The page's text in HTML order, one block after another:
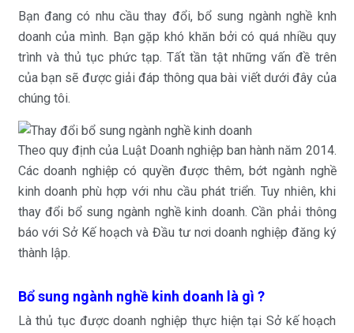
Bạn đang có nhu cầu thay đổi, bổ sung ngành nghề knh
doanh của mình. Bạn gặp khó khăn bởi có quá nhiều quy
trình và thủ tục phức tạp. Tất tần tật những vấn đề trên
của bạn sẽ được giải đáp thông qua bài viết dưới đây của
chúng tôi.
Theo quy định của Luật Doanh nghiệp ban hành năm 2014.
Các doanh nghiệp có quyền được thêm, bớt ngành nghề
kinh doanh phù hợp với nhu cầu phát triển. Tuy nhiên, khi
thay đổi bổ sung ngành nghề kinh doanh. Cần phải thông
báo với Sở Kế hoạch và Đầu tư nơi doanh nghiệp đăng ký
thành lập.
Bổ sung ngành nghề kinh doanh là gì ?
Là thủ tục được doanh nghiệp thực hiện tại Sở kế hoạch